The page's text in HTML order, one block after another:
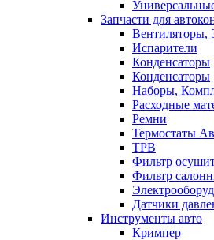
Запчасти для
Вентиляторы,
Испарители
Конденсаторы
Конденсаторы
Наборы,
Расходные
Ремни
Термостаты
ТРВ
Фильтр
Фильтр
Датчики
Инструменты авто
Кримпер